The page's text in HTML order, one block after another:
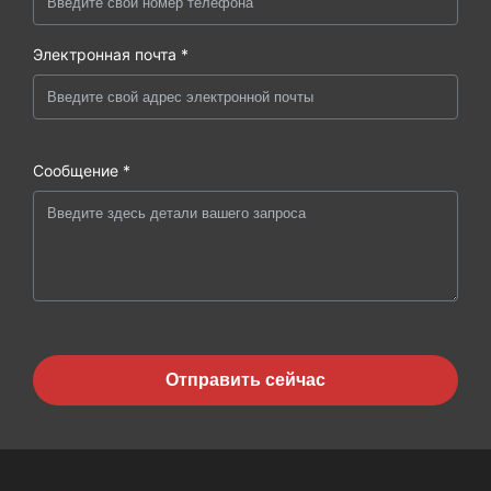
Электронная почта *
Сообщение *
Отправить сейчас